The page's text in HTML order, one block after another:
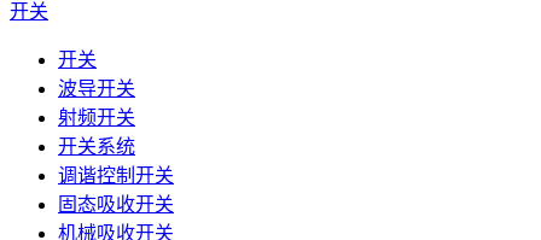
开关
开关
波导开关
射频开关
开关系统
调谐控制开关
固态吸收开关
机械吸收开关